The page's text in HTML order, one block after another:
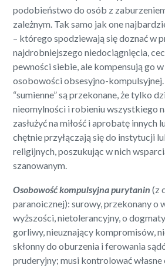
podobieństwo do osób z
zależnym. Tak samo jak one
– którego spodziewają się doznać w
najdrobniejszego niedociągnięcia,
pewności siebie, ale kompensują go
osobowości obsesyjno-
“sumienne” są przekonane, że tylko
nieomylności i robieniu wszystkiego
zasłużyć na miłość i aprobatę innych
chętnie przyłączają się do instytucji
religijnych, poszukując w nich
szanowanym.
Osobowość kompulsyjna purytanin (z
paranoicznej): surowy, przekonany o
wyższości, nietolerancyjny, o
gorliwy, nieuznający kompromisów,
skłonny do oburzenia i ferowania
pruderyjny; musi kontrolować